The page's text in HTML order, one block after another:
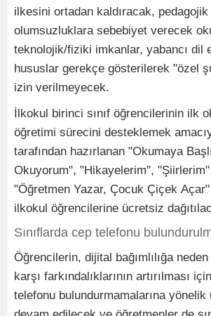
ilkesini ortadan kaldıracak, pedagojik
olumsuzluklara sebebiyet verecek
teknolojik/fiziki imkanlar, yabancı dil
hususlar gerekçe gösterilerek "özel
izin verilmeyecek.
İlkokul birinci sınıf öğrencilerinin ilk
öğretimi sürecini desteklemek
tarafından hazırlanan "Okumaya
Okuyorum", "Hikayelerim",
"Öğretmen Yazar, Çocuk Çiçek
ilkokul öğrencilerine ücretsiz
Sınıflarda cep telefonu
Öğrencilerin, dijital bağımlılığa
karşı farkındalıklarının artırılması
telefonu bulundurmamalarına yönelik